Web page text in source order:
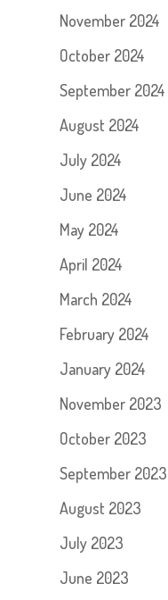
November 2024
October 2024
September 2024
August 2024
July 2024
June 2024
May 2024
April 2024
March 2024
February 2024
January 2024
November 2023
October 2023
September 2023
August 2023
July 2023
June 2023